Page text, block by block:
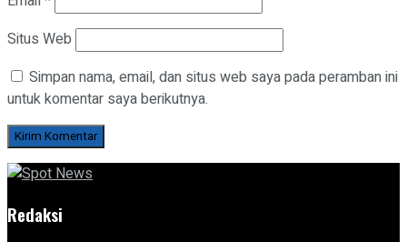
Situs Web
Simpan nama, email, dan situs web saya pada peramban ini
untuk komentar saya berikutnya.
Redaksi